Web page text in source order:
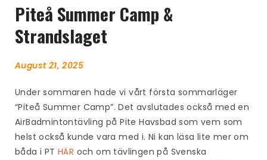
Piteå Summer Camp &
Strandslaget
August 21, 2025
Under sommaren hade vi vårt första sommarläger
“Piteå Summer Camp”. Det avslutades också med en
AirBadmintontävling på Pite Havsbad som vem som
helst också kunde vara med i. Ni kan läsa lite mer om
båda i PT HÄR och om tävlingen på Svenska